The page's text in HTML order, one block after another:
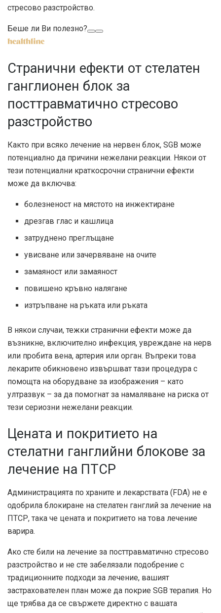
стресово разстройство.
Беше ли Ви полезно?
Странични ефекти от стелатен
ганглионен блок за
посттравматично стресово
разстройство
Както при всяко лечение на нервен блок, SGB може
потенциално да причини нежелани реакции. Някои от
тези потенциални краткосрочни странични ефекти
може да включва:
болезненост на мястото на инжектиране
дрезгав глас и кашлица
затруднено преглъщане
увисване или зачервяване на очите
замаяност или замаяност
повишено кръвно налягане
изтръпване на ръката или ръката
В някои случаи, тежки странични ефекти може да
възникне, включително инфекция, увреждане на нерв
или пробита вена, артерия или орган. Въпреки това
лекарите обикновено извършват тази процедура с
помощта на оборудване за изображения – като
ултразвук – за да помогнат за намаляване на риска от
тези сериозни нежелани реакции.
Цената и покритието на
стелатни ганглийни блокове за
лечение на ПТСР
Администрацията по храните и лекарствата (FDA) не е
одобрила блокиране на стелатен ганглий за лечение на
ПТСР, така че цената и покритието на това лечение
варира.
Ако сте били на лечение за посттравматично стресово
разстройство и не сте забелязали подобрение с
традиционните подходи за лечение, вашият
застрахователен план може да покрие SGB терапия. Но
ще трябва да се свържете директно с вашата